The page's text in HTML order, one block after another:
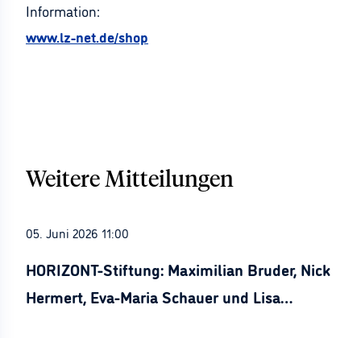
Information:
www.lz-net.de/shop
Weitere Mitteilungen
05. Juni 2026 11:00
HORIZONT-Stiftung: Maximilian Bruder, Nick
Hermert, Eva-Maria Schauer und Lisa